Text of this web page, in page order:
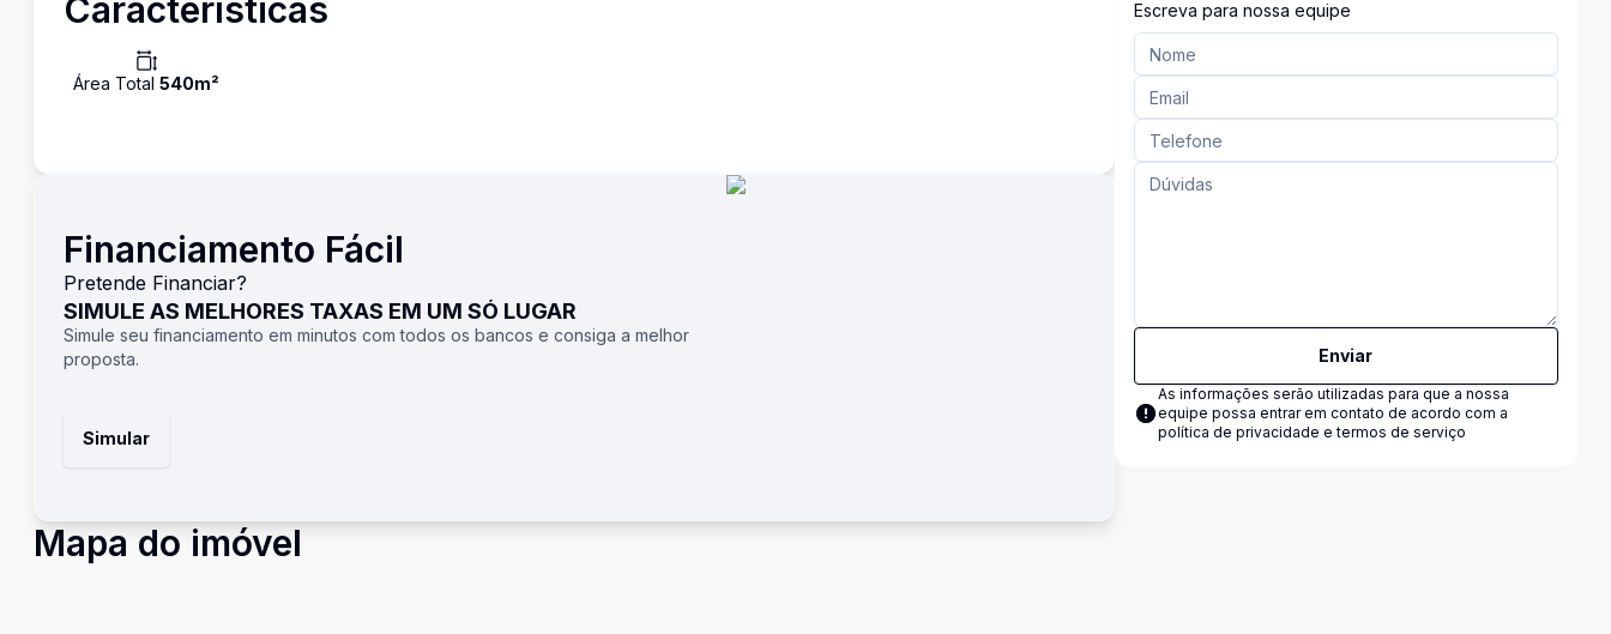
Características
Área Total 540m²
Financiamento Fácil
Pretende Financiar?
SIMULE AS MELHORES TAXAS EM UM SÓ LUGAR
Simule seu financiamento em minutos com todos os bancos e consiga a melhor
proposta.
Simular
Mapa do imóvel
Escreva para nossa equipe
Enviar
As informações serão utilizadas para que a nossa
equipe possa entrar em contato de acordo com a
política de privacidade e termos de serviço